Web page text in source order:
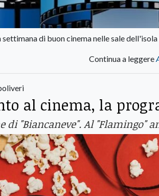
di buon cinema nelle sale dell'isola
Continua a leggere
al cinema, la
di "Biancaneve". Al "Flamingo"